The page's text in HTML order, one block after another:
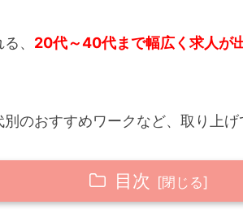
、 20代～40代まで幅広く求人が
のおすすめワークなど、取り上げ
目次